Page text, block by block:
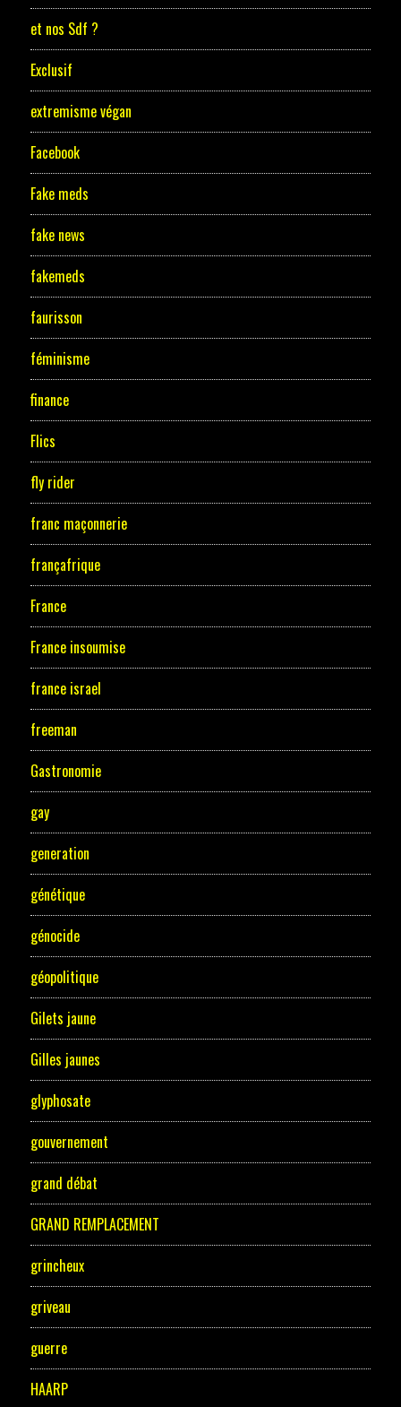
et nos Sdf ?
Exclusif
extremisme végan
Facebook
Fake meds
fake news
fakemeds
faurisson
féminisme
finance
Flics
fly rider
franc maçonnerie
françafrique
France
France insoumise
france israel
freeman
Gastronomie
gay
generation
génétique
génocide
géopolitique
Gilets jaune
Gilles jaunes
glyphosate
gouvernement
grand débat
GRAND REMPLACEMENT
grincheux
griveau
guerre
HAARP